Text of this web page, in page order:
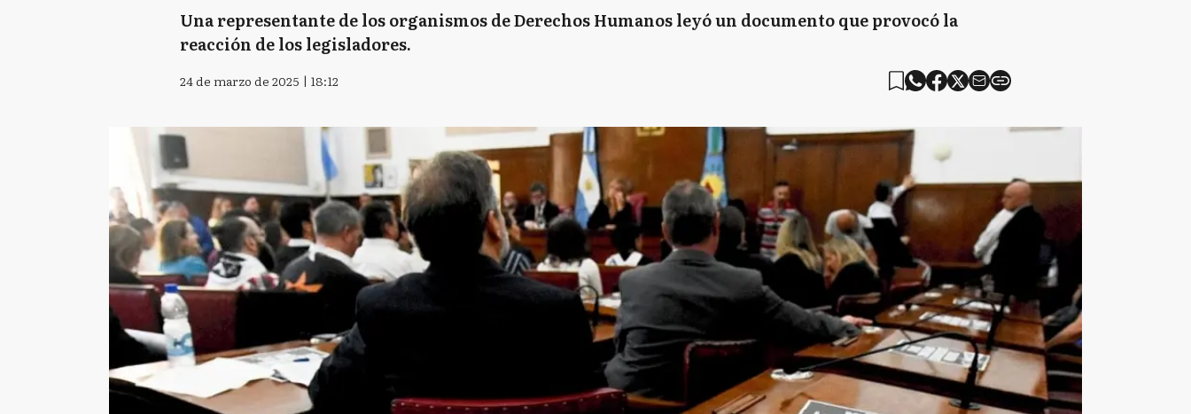
Una representante de los organismos de Derechos Humanos leyó un documento que provocó la
reacción de los legisladores.
24 de marzo de 2025 | 18:12